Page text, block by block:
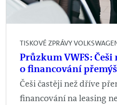
TISKOVÉ ZPRÁVY
Průzkum VWFS:
o financování
Češi častěji než dříve
financování na leasing